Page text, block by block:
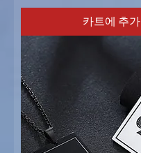
카트에 추가